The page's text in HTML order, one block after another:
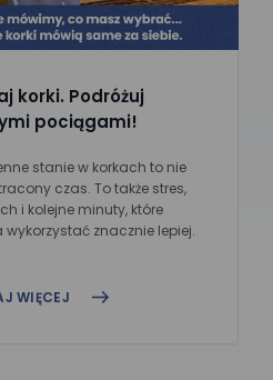
korki. Podróżuj
pociągami!
stanie w korkach to nie
czas. To także stres,
i kolejne minuty, które
wykorzystać znacznie lepiej.
WIĘCEJ